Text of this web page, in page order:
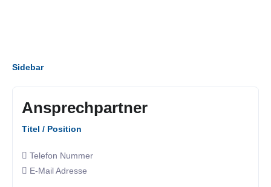
Sidebar
Ansprechpartner
Titel / Position
Telefon Nummer
E-Mail Adresse